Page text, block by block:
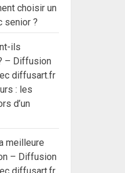
choisir un
senior ?
ils
– Diffusion
diffusart.fr
: les
d’un
meilleure
– Diffusion